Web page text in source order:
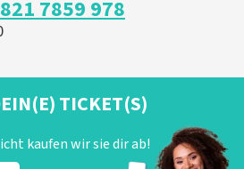
Het klopt dat er een andere
Dit komt doordat wij een
heeft dit geen invloed op
toch een fantastische avond
groeten, Johan
7859 978
TICKET(S)
kaufen wir sie dir ab!